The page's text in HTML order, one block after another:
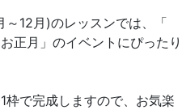
12月)のレッスンでは、「
正月」のイベントにぴったり
枠で完成しますので、お気楽